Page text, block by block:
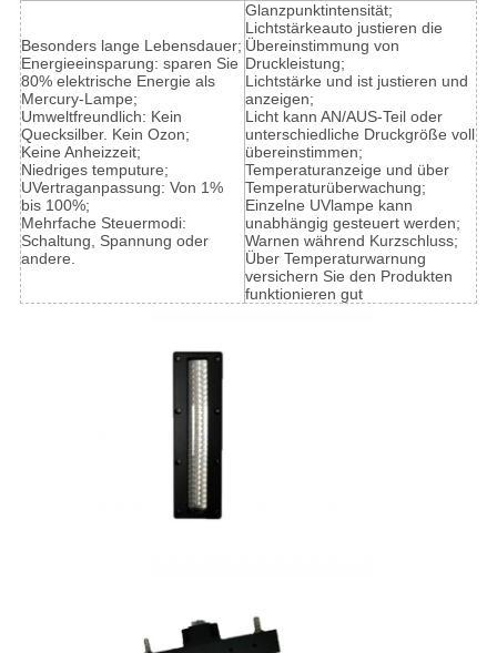
Besonders lange Lebensdauer;
Energieeinsparung: sparen Sie
80% elektrische Energie als
Mercury-Lampe;
Umweltfreundlich: Kein
Quecksilber. Kein Ozon;
Keine Anheizzeit;
Niedriges temputure;
UVertraganpassung: Von 1%
bis 100%;
Mehrfache Steuermodi:
Schaltung, Spannung oder
andere.
Glanzpunktintensität;
Lichtstärkeauto justieren die
Übereinstimmung von
Druckleistung;
Lichtstärke und ist justieren und
anzeigen;
Licht kann AN/AUS-Teil oder
unterschiedliche Druckgröße voll
übereinstimmen;
Temperaturanzeige und über
Temperaturüberwachung;
Einzelne UVlampe kann
unabhängig gesteuert werden;
Warnen während Kurzschluss;
Über Temperaturwarnung
versichern Sie den Produkten
funktionieren gut